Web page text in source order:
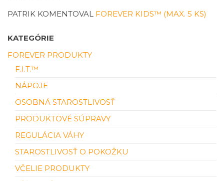
PATRIK KOMENTOVAL FOREVER KIDS™ (MAX. 5 KS)
KATEGÓRIE
FOREVER PRODUKTY
F.I.T.™
NÁPOJE
OSOBNÁ STAROSTLIVOSŤ
PRODUKTOVÉ SÚPRAVY
REGULÁCIA VÁHY
STAROSTLIVOSŤ O POKOŽKU
VČELIE PRODUKTY